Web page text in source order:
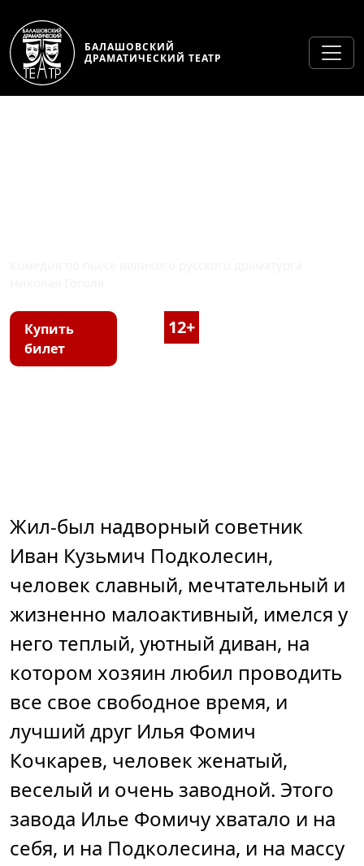
БАЛАШОВСКИЙ
ДРАМАТИЧЕСКИЙ ТЕАТР
Купить
билет
12+
Жил-был надворный советник
Иван Кузьмич Подколесин,
человек славный, мечтательный и
жизненно малоактивный, имелся у
него теплый, уютный диван, на
котором хозяин любил проводить
все свое свободное время, и
лучший друг Илья Фомич
Кочкарев, человек женатый,
веселый и очень заводной. Этого
завода Илье Фомичу хватало и на
себя, и на Подколесина, и на массу